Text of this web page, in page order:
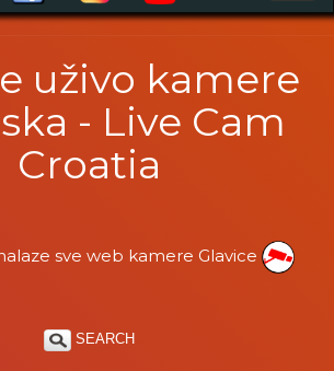
uživo kamere
- Live Cam
Croatia
sve web kamere Glavice
SEARCH